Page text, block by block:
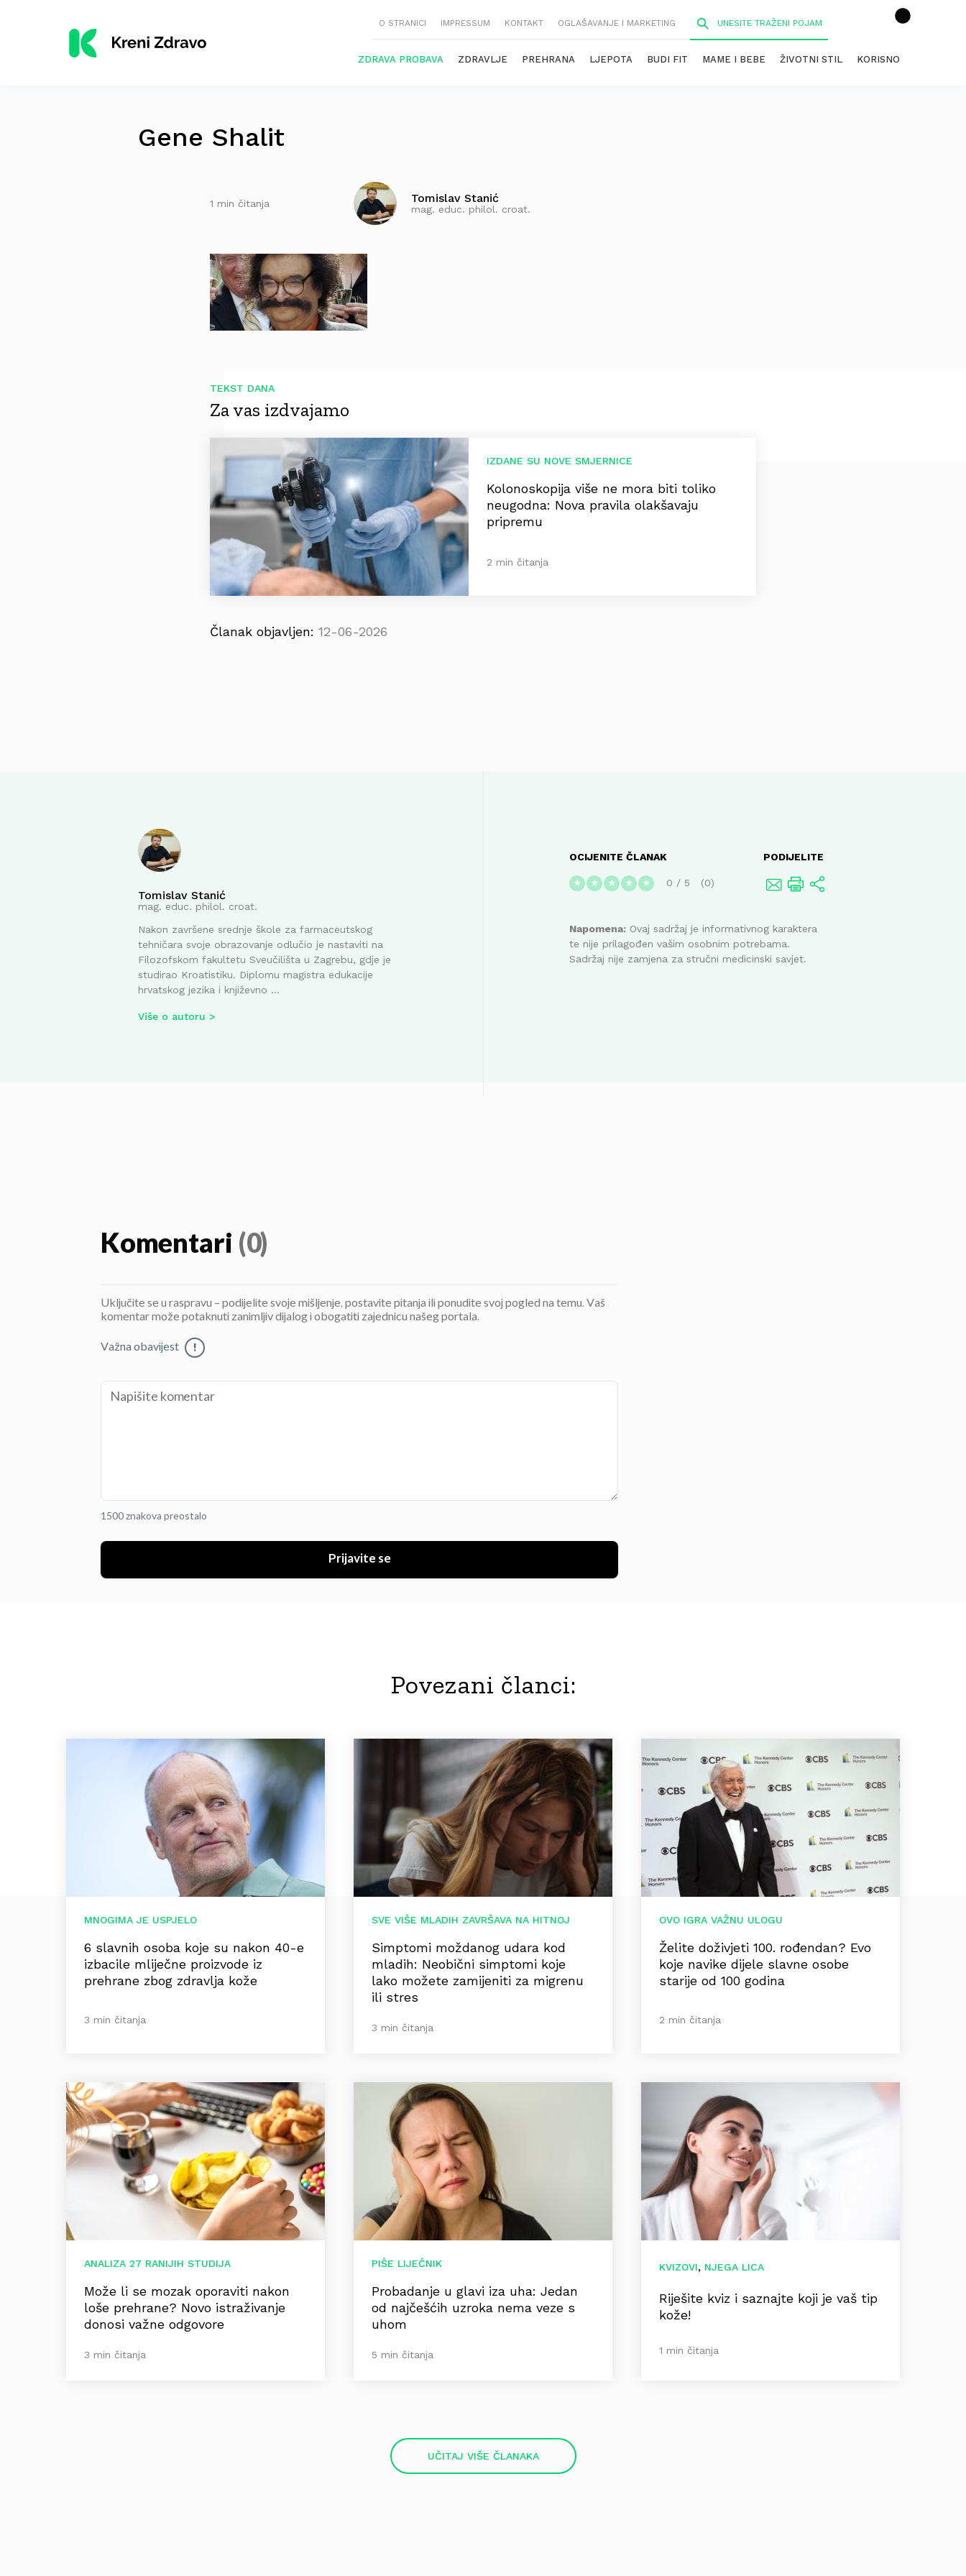
O STRANICI IMPRESSUM KONTAKT OGLAŠAVANJE I MARKETING
ZDRAVA PROBAVA ZDRAVLJE PREHRANA LJEPOTA BUDI FIT MAME I BEBE ŽIVOTNI STIL KORISNO
Gene Shalit
1 min čitanja Tomislav Stanić
mag. educ. philol. croat.
TEKST DANA
Za vas izdvajamo
IZDANE SU NOVE SMJERNICE
Kolonoskopija više ne mora biti toliko
neugodna: Nova pravila olakšavaju
pripremu
2 min čitanja
Članak objavljen: 12-06-2026
Tomislav Stanić
mag. educ. philol. croat.
Nakon završene srednje škole za farmaceutskog
tehničara svoje obrazovanje odlučio je nastaviti na
Filozofskom fakultetu Sveučilišta u Zagrebu, gdje je
studirao Kroatistiku. Diplomu magistra edukacije
hrvatskog jezika i književno ...
Više o autoru
OCIJENITE ČLANAK
★ ★ ★ ★ ★ 0 / 5 0
PODIJELITE
Napomena: Ovaj sadržaj je informativnog karaktera
te nije prilagođen vašim osobnim potrebama.
Sadržaj nije zamjena za stručni medicinski savjet.
Komentari (0)
Uključite se u raspravu – podijelite svoje mišljenje, postavite pitanja ili ponudite svoj pogled na temu. Vaš
komentar može potaknuti zanimljiv dijalog i obogatiti zajednicu našeg portala.
Važna obavijest !
1500 znakova preostalo
Prijavite se
Povezani članci:
MNOGIMA JE USPJELO
6 slavnih osoba koje su nakon 40-e
izbacile mliječne proizvode iz
prehrane zbog zdravlja kože
3 min čitanja
SVE VIŠE MLADIH ZAVRŠAVA NA HITNOJ
Simptomi moždanog udara kod
mladih: Neobični simptomi koje
lako možete zamijeniti za migrenu
ili stres
3 min čitanja
OVO IGRA VAŽNU ULOGU
Želite doživjeti 100. rođendan? Evo
koje navike dijele slavne osobe
starije od 100 godina
2 min čitanja
ANALIZA 27 RANIJIH STUDIJA
Može li se mozak oporaviti nakon
loše prehrane? Novo istraživanje
donosi važne odgovore
3 min čitanja
PIŠE LIJEČNIK
Probadanje u glavi iza uha: Jedan
od najčešćih uzroka nema veze s
uhom
5 min čitanja
KVIZOVI, NJEGA LICA
Riješite kviz i saznajte koji je vaš tip
kože!
1 min čitanja
UČITAJ VIŠE ČLANAKA